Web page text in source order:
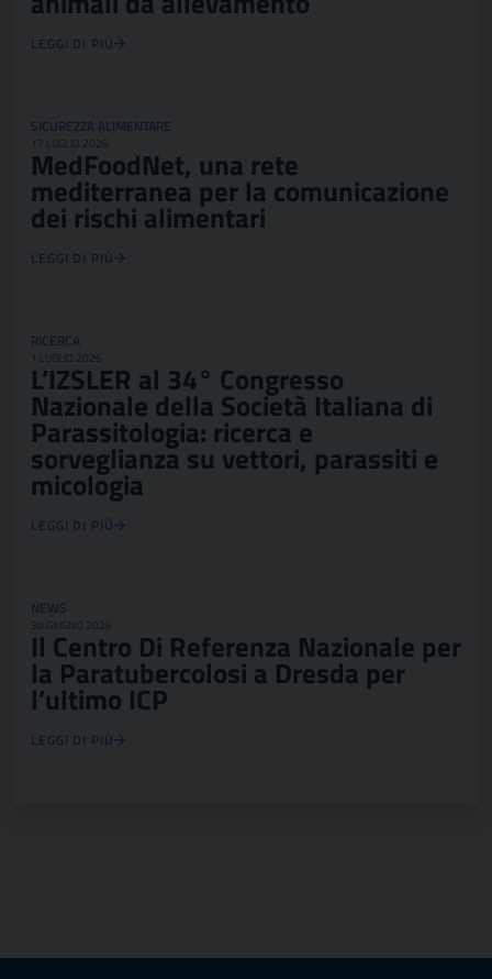
LEGGI DI PIÙ
SICUREZZA ALIMENTARE
17 LUGLIO 2026
MedFoodNet, una rete
mediterranea per la comunicazione
dei rischi alimentari
LEGGI DI PIÙ
RICERCA
1 LUGLIO 2026
L’IZSLER al 34° Congresso
Nazionale della Società Italiana di
Parassitologia: ricerca e
sorveglianza su vettori, parassiti e
micologia
LEGGI DI PIÙ
NEWS
30 GIUGNO 2026
Il Centro Di Referenza Nazionale per
la Paratubercolosi a Dresda per
l’ultimo ICP
LEGGI DI PIÙ